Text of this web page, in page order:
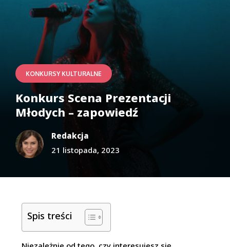
KONKURSY KULTURALNE
Konkurs Scena Prezentacji
Młodych – zapowiedź
Redakcja
21 listopada, 2023
Spis treści